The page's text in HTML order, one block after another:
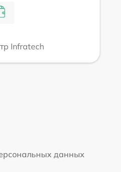
Infratech
данных